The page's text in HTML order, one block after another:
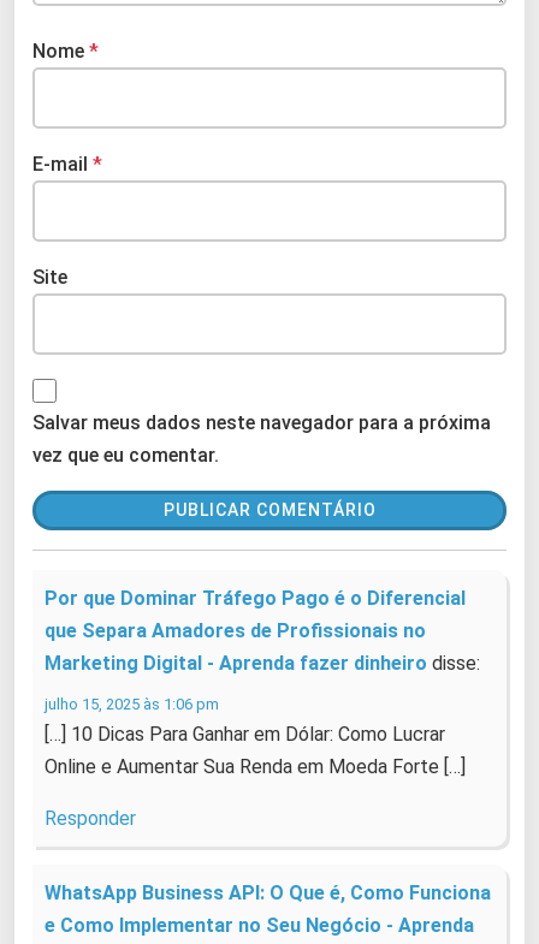
Nome *
E-mail *
Site
Salvar meus dados neste navegador para a próxima
vez que eu comentar.
Por que Dominar Tráfego Pago é o Diferencial
que Separa Amadores de Profissionais no
Marketing Digital - Aprenda fazer dinheiro disse:
julho 15, 2025 às 1:06 pm
[…] 10 Dicas Para Ganhar em Dólar: Como Lucrar
Online e Aumentar Sua Renda em Moeda Forte […]
Responder
WhatsApp Business API: O Que é, Como Funciona
e Como Implementar no Seu Negócio - Aprenda